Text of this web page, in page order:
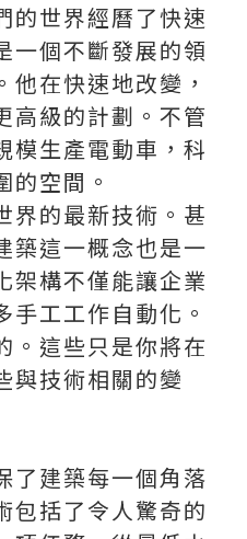
的世界經曆了快速
一個不斷發展的領
在快速地改變，
高級的計劃。不管
模生產電動車，科
的空間。
界的最新技術。甚
築這一概念也是一
架構不僅能讓企業
手工工作自動化。
。這些只是你將在
與技術相關的變
了建築每一個角落
包括了令人驚奇的